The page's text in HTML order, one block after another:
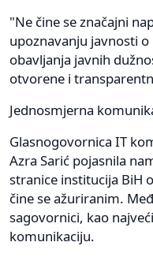
"Ne čine se značajni
upoznavanju javnosti
obavljanja javnih
otvorene i
Jednosmjerna
Glasnogovornica IT
Azra Sarić pojasnila
stranice institucija BiH
čine se ažuriranim.
sagovornici, kao
komunikaciju.